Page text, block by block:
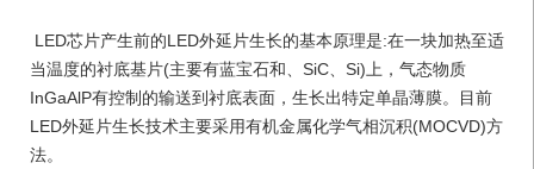
当温度的衬底基片(主要有蓝宝石和、SiC、Si)上，气态物质
InGaAlP有控制的输送到衬底表面，生长出特定单晶薄膜。目前
LED外延片生长技术主要采用有机金属化学气相沉积(MOCVD)方
法。